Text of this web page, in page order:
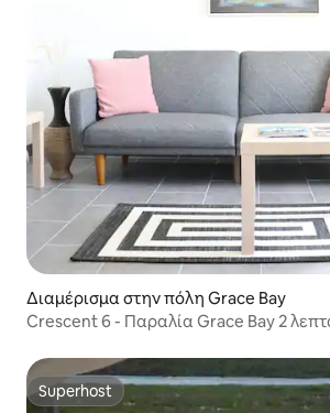
Διαμέρισμα στην πόλη Grace Bay
Crescent 6 - Παραλία Grace Bay 2
Superhost
Superhost